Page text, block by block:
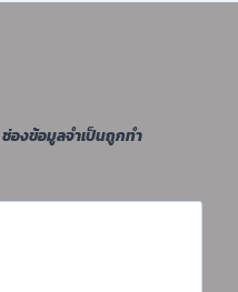
ช่องข้อมูลจำเป็นถูกทำ